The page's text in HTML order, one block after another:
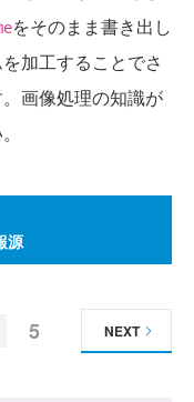
をそのまま書き出し
加工することでさ
画像処理の知識が
源
5 NEXT